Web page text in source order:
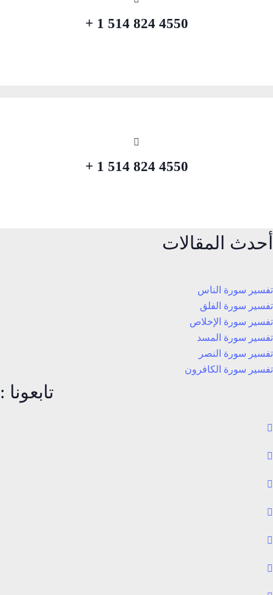
4550 824 514 1 +
4550 824 514 1 +
أحدث المقالات
تفسير سورة الناس
تفسير سورة الفلق
تفسير سورة الإخلاص
تفسير سورة المسد
تفسير سورة النصر
تفسير سورة الكافرون
تابعونا :